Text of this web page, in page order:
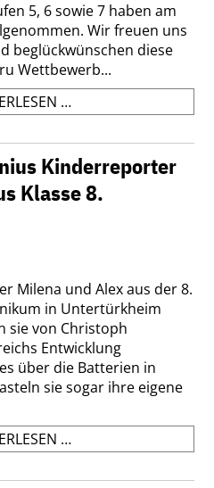
5, 6 sowie 7 haben am
Wir freuen uns
beglückwünschen diese
Wettbewerb...
…KÄNGURU
WETTBEWERB
AM
GDG
Kinderreporter
Klasse 8.
Milena und Alex aus der 8.
in Untertürkheim
sie von Christoph
Entwicklung
über die Batterien in
sie sogar ihre eigene
…NEUER
FILM
DER